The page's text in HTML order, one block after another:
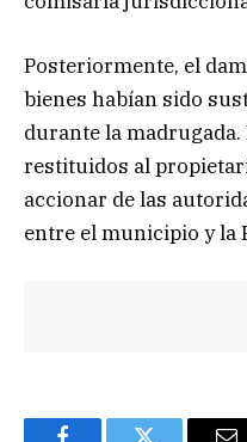
Posteriormente, el
bienes habían sido
durante la
restituidos al
accionar de las
entre el municipio y la